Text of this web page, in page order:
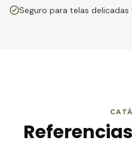
Seguro para telas